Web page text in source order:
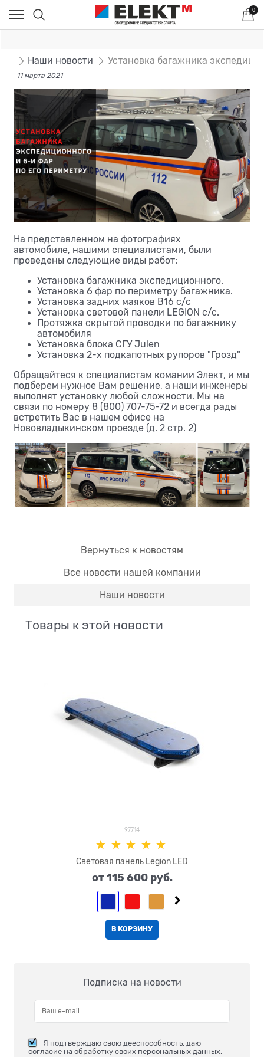
0
Наши новости Установка багажника
11 марта 2021
На представленном на фотографиях
автомобиле, нашими специалистами, были
проведены следующие виды работ:
Установка багажника экспедиционного.
Установка 6 фар по периметру багажника.
Установка задних маяков В16 с/с
Установка световой панели LEGION с/с.
Протяжка скрытой проводки по багажнику
автомобиля
Установка блока СГУ Julen
Установка 2-х подкапотных рупоров "Грозд"
Обращайтеся к специалистам комании Элект, и мы
подберем нужное Вам решение, а наши инженеры
выполнят установку любой сложности. Мы на
связи по номеру 8 (800) 707-75-72 и всегда рады
встретить Вас в нашем офисе на
Нововладыкинском проезде (д. 2 стр. 2)
Вернуться к новостям
Все новости нашей компании
Наши новости
Товары к этой новости
97714
Световая панель Legion LED
от115 600 руб.
В КОРЗИНУ
Подписка на новости
Я подтверждаю свою дееспособность, даю
согласие на обработку своих персональных данных.